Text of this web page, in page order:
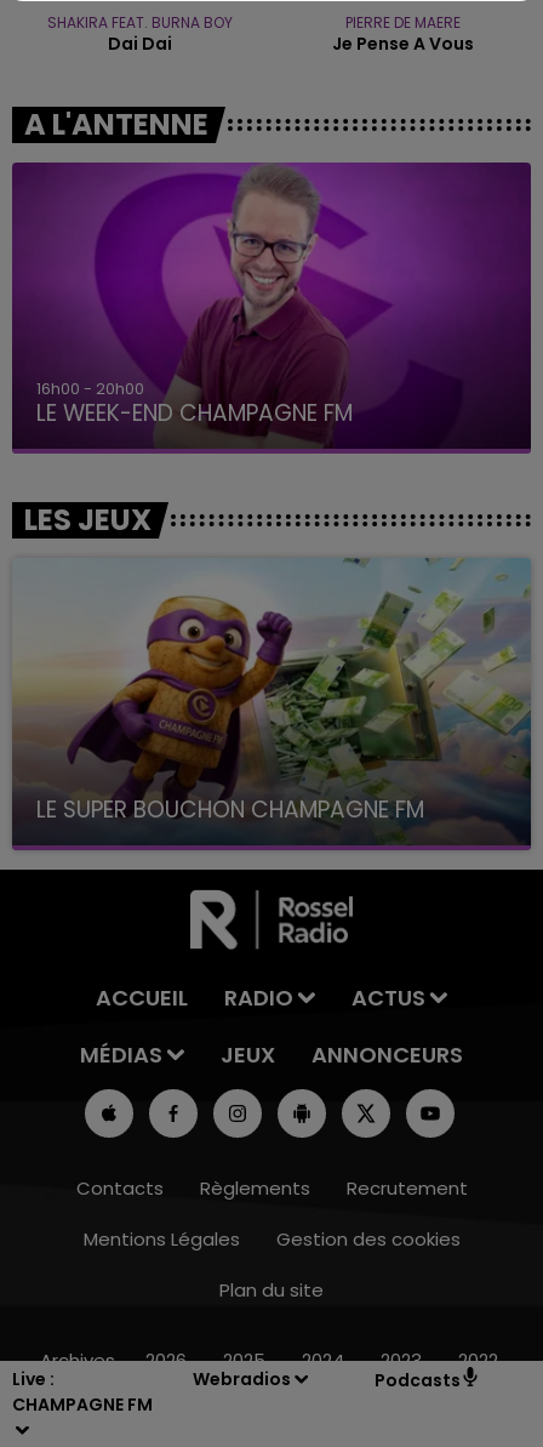
Live :
CHAMPAGNE FM
Webradios Podcasts
7h00 - 12h00
SHAKIRA FEAT. BURNA BOY
Dai Dai
PIERRE DE MAERE
Je Pense A Vous
A L'ANTENNE
16h00 - 20h00
LE WEEK-END CHAMPAGNE FM
LES JEUX
LE SUPER BOUCHON CHAMPAGNE FM
avec La Famille Champagne FM, à 8H10
ACCUEIL RADIO
ACTUS
MÉDIAS
JEUX ANNONCEURS
Contacts Règlements
Recrutement
Mentions Légales
Gestion des cookies
Plan du site
Archives 2026 2025 2024 2023 2022